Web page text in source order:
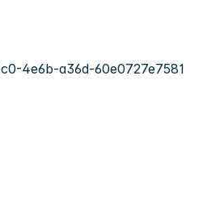
4e6b-a36d-60e0727e7581